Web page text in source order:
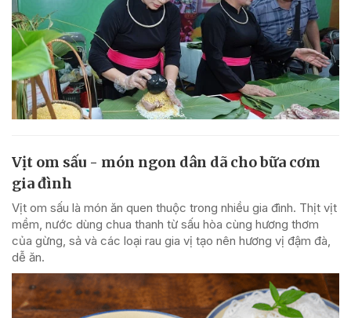
Vịt om sấu - món ngon dân dã cho bữa cơm
gia đình
Vịt om sấu là món ăn quen thuộc trong nhiều gia đình. Thịt vịt
mềm, nước dùng chua thanh từ sấu hòa cùng hương thơm
của gừng, sả và các loại rau gia vị tạo nên hương vị đậm đà,
dễ ăn.